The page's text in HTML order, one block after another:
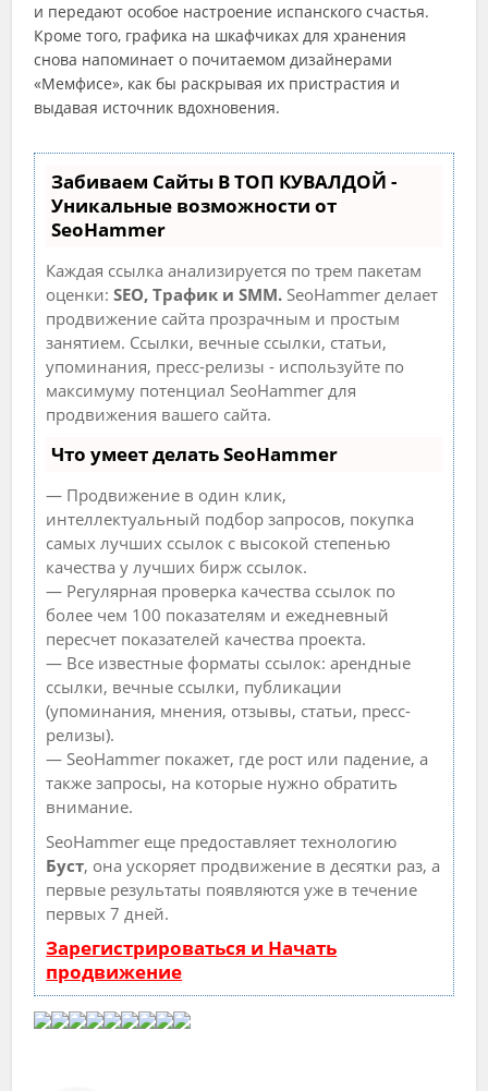
и передают особое настроение испанского счастья.
Кроме того, графика на шкафчиках для хранения
снова напоминает о почитаемом дизайнерами
«Мемфисе», как бы раскрывая их пристрастия и
выдавая источник вдохновения.
Забиваем Сайты В ТОП КУВАЛДОЙ -
Уникальные возможности от
SeoHammer
Каждая ссылка анализируется по трем пакетам
оценки:SEO, Трафик и SMM. SeoHammer делает
продвижение сайта прозрачным и простым
занятием. Ссылки, вечные ссылки, статьи,
упоминания, пресс-релизы - используйте по
максимуму потенциал SeoHammer для
продвижения вашего сайта.
Что умеет делать SeoHammer
— Продвижение в один клик,
интеллектуальный подбор запросов, покупка
самых лучших ссылок с высокой степенью
качества у лучших бирж ссылок.
— Регулярная проверка качества ссылок по
более чем 100 показателям и ежедневный
пересчет показателей качества проекта.
— Все известные форматы ссылок: арендные
ссылки, вечные ссылки, публикации
(упоминания, мнения, отзывы, статьи, пресс-
релизы).
— SeoHammer покажет, где рост или падение, а
также запросы, на которые нужно обратить
внимание.
SeoHammer еще предоставляет технологию
Буст, она ускоряет продвижение в десятки раз, а
первые результаты появляются уже в течение
первых 7 дней.
Зарегистрироваться и Начать
продвижение